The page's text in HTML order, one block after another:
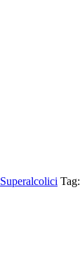
Superalcolici Tag: